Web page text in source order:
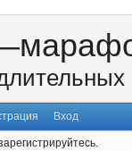
Вход